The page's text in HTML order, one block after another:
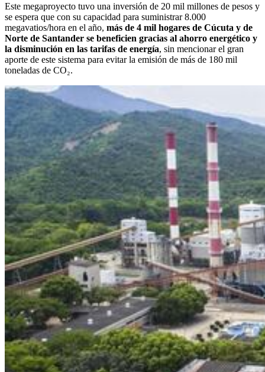
Este megaproyecto tuvo una inversión de 20 mil millones de pesos y
se espera que con su capacidad para suministrar 8.000
megavatios/hora en el año, más de 4 mil hogares de Cúcuta y de
Norte de Santander se beneficien gracias al ahorro energético y
la disminución en las tarifas de energía, sin mencionar el gran
aporte de este sistema para evitar la emisión de más de 180 mil
toneladas de CO₂.